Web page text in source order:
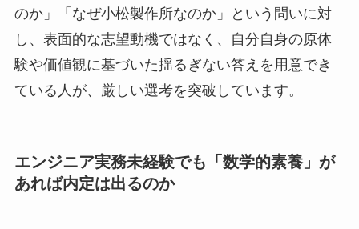
のか」「なぜ小松製作所なのか」という問いに対
し、表面的な志望動機ではなく、自分自身の原体
験や価値観に基づいた揺るぎない答えを用意でき
ている人が、厳しい選考を突破しています。
エンジニア実務未経験でも「数学的素養」が
あれば内定は出るのか